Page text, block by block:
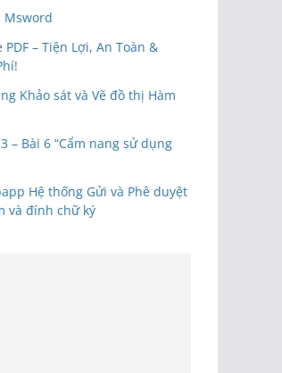
Msword
PDF – Tiện Lợi, An Toàn &
Khảo sát và Vẽ đồ thị Hàm
– Bài 6 “Cẩm nang sử dụng
Hệ thống Gửi và Phê duyệt
và đính chữ ký